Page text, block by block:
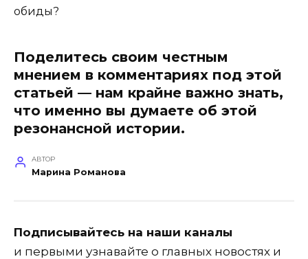
обиды?
Поделитесь своим честным
мнением в комментариях под этой
статьей — нам крайне важно знать,
что именно вы думаете об этой
резонансной истории.
АВТОР
Марина Романова
Подписывайтесь на наши каналы
и первыми узнавайте о главных новостях и